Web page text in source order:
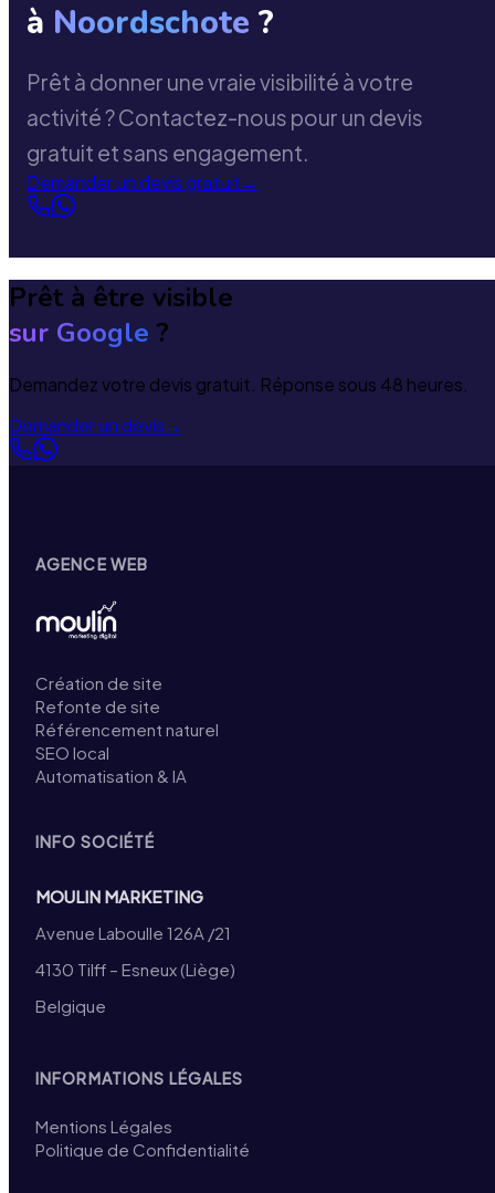
à Noordschote ?
Prêt à donner une vraie visibilité à votre
activité ? Contactez-nous pour un devis
gratuit et sans engagement.
Demander un devis gratuit→
Prêt à être visible
sur Google ?
Demandez votre devis gratuit. Réponse sous 48 heures.
Demander un devis→
AGENCE WEB
Création de site
Refonte de site
Référencement naturel
SEO local
Automatisation & IA
INFO SOCIÉTÉ
MOULIN MARKETING
Avenue Laboulle 126A /21
4130 Tilff – Esneux (Liège)
Belgique
INFORMATIONS LÉGALES
Mentions Légales
Politique de Confidentialité